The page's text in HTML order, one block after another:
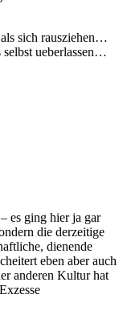
sich rausziehen…
ueberlassen…
es ging hier ja gar
die derzeitige
dienende
eben aber auch
anderen Kultur hat